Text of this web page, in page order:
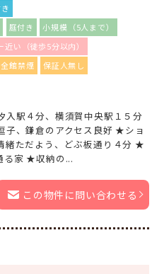
庭付き
小規模（5人まで）
い（徒歩5分以内）
全館禁煙
保証人無し
駅４分、横須賀中央駅１５分
子、鎌倉のアクセス良好 ★ショ
緒ただよう、どぶ板通り４分 ★
る家 ★収納の...
この物件に問い合わせる